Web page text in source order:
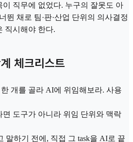
직무에 없었다. 누구의 잘못도 아
뛴 채로 팀·판·산업 단위의 의사결정
직시해야 한다.
체크리스트
개를 골라 AI에 위임해보라. 사용
도구가 아니라 위임 단위와 맥락
하기 전에, 직접 그 task을 AI로 끝